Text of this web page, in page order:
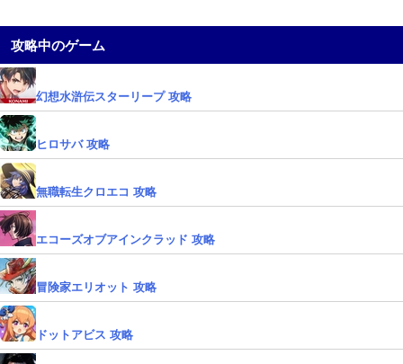
攻略中のゲーム
幻想水滸伝スターリープ 攻略
ヒロサバ 攻略
無職転生クロエコ 攻略
エコーズオブアインクラッド 攻略
冒険家エリオット 攻略
ドットアビス 攻略